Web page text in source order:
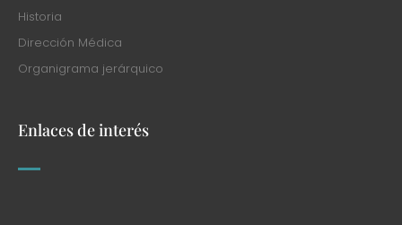
Historia
Dirección Médica
Organigrama jerárquico
Enlaces de interés